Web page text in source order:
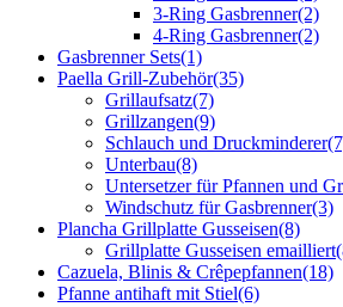
3-Ring Gasbrenner(2)
4-Ring Gasbrenner(2)
Gasbrenner Sets(1)
Paella Grill-Zubehör(35)
Grillaufsatz(7)
Grillzangen(9)
Schlauch und Druckminderer
Unterbau(8)
Untersetzer für Pfannen und
Windschutz für Gasbrenner(3)
Plancha Grillplatte Gusseisen(8)
Grillplatte Gusseisen emailliert
Cazuela, Blinis & Crêpepfannen(18)
Pfanne antihaft mit Stiel(6)